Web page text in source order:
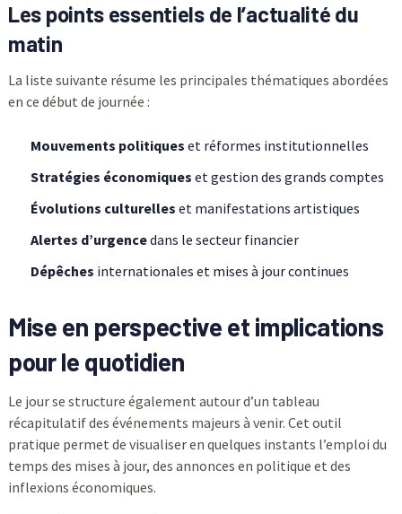
Les points essentiels de l’actualité du
matin
La liste suivante résume les principales thématiques abordées
en ce début de journée :
Mouvements politiques et réformes institutionnelles
Stratégies économiques et gestion des grands comptes
Évolutions culturelles et manifestations artistiques
Alertes d’urgencedans le secteur financier
Dépêches internationales et mises à jour continues
Mise en perspective et implications
pour le quotidien
Le jour se structure également autour d’un tableau
récapitulatif des événements majeurs à venir. Cet outil
pratique permet de visualiser en quelques instants l’emploi du
temps des mises à jour, des annonces en politique et des
inflexions économiques.